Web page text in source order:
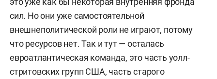
сил. Но они уже самостоятельной
внешнеполитической роли не играют, потому
что ресурсов нет. Так и тут — осталась
евроатлантическая команда, это часть уолл-
стритовскихгрупп США, часть старого